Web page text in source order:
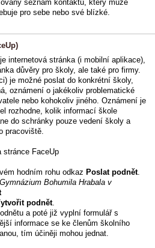
seznam kontaktů, který může
pro sebe nebo své blízké.
internetová stránka (i mobilní aplikace),
důvěry pro školy, ale také pro firmy.
je možné poslat do konkrétní školy,
oznámení o jakékoliv problematické
nebo kohokoliv jiného. Oznámení je
rozhodne, kolik informací škole
do schránky pouze vedení školy a
pracoviště.
stránce FaceUp
hodním rohu odkaz Poslat podnět.
Bohumila Hrabala v
podnět.
a poté již vyplní formulář s
informace se ke členům školního
tím účiněji mohou jednat.